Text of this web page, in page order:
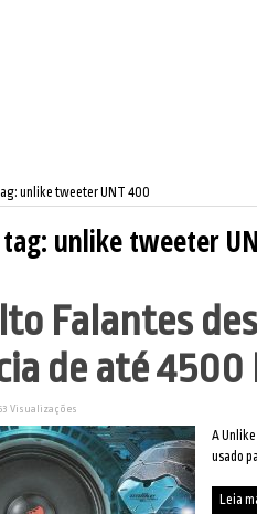
unlike tweeter UNT 400
unlike tweeter
Falantes
de até 4500
Visualizações
A
usado
Leia